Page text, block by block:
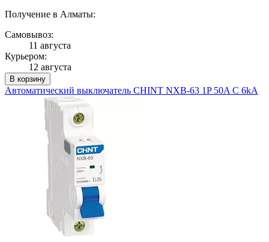
Получение в Алматы:
Самовывоз:
11 августа
Курьером:
12 августа
В корзину
Автоматический выключатель CHINT NXB-63 1P 50A C 6kA